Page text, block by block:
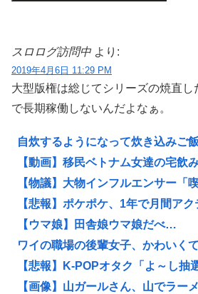
スロログ訪問中 より:
2019年4月6日 11:29 PM
大型版権は総じてシリーズの焼直し
で長期稼働しないんだよなぁ。
自炊するようになって炊き込みご
【動画】移民ベトナム女達の宅飲
【物議】大物インフルエンサー「
【悲報】ポケポケ、1年で月間アク
【ウマ娘】田舎娘ウマ娘だべ…
ワイの職場の後輩女子、かわいく
【悲報】K-POPオタク「よ～し抽
【画像】山ガールさん、山でラー